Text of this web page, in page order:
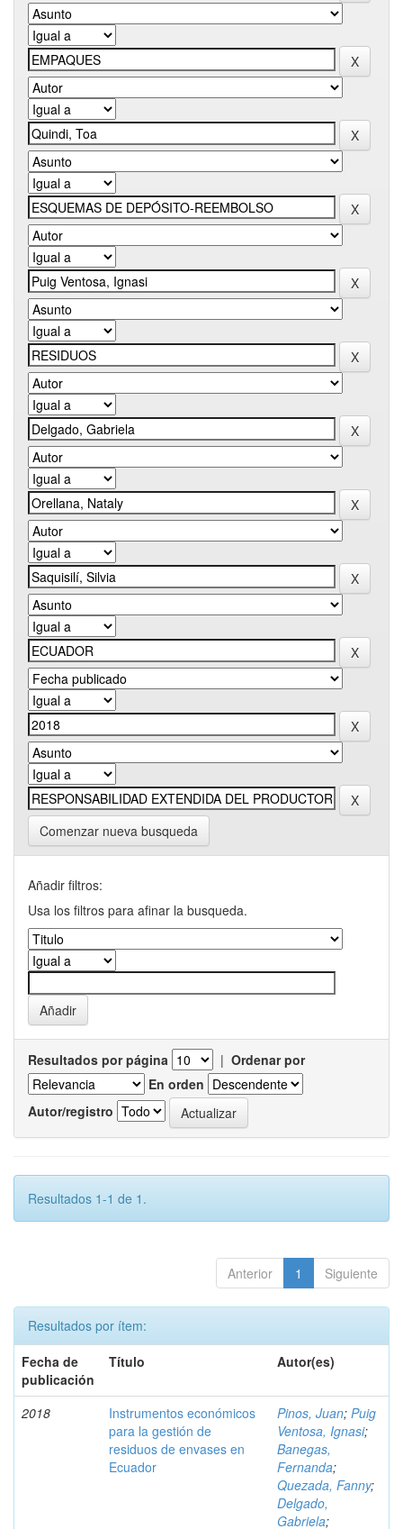
Comenzar nueva busqueda
Añadir filtros:
Usa los filtros para afinar la busqueda.
Resultados por página | Ordenar por
En orden
Autor/registro
Resultados 1-1 de 1.
Anterior 1 Siguiente
Resultados por ítem:
Fecha de
publicación
Título Autor(es)
2018
Instrumentos económicos
para la gestión de
residuos de envases en
Ecuador
Pinos, Juan; Puig
Ventosa, Ignasi;
Banegas,
Fernanda;
Quezada, Fanny;
Delgado,
Gabriela;